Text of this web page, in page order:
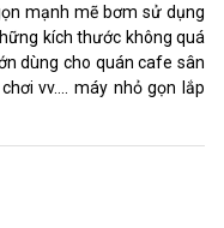
mạnh mẽ bơm sử dụng
kích thước không quá
dùng cho quán cafe sân
vv.... máy nhỏ gọn lắp